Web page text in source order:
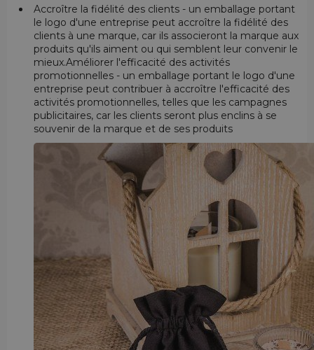
Accroître la fidélité des clients - un emballage portant
le logo d'une entreprise peut accroître la fidélité des
clients à une marque, car ils associeront la marque aux
produits qu'ils aiment ou qui semblent leur convenir le
mieux.Améliorer l'efficacité des activités
promotionnelles - un emballage portant le logo d'une
entreprise peut contribuer à accroître l'efficacité des
activités promotionnelles, telles que les campagnes
publicitaires, car les clients seront plus enclins à se
souvenir de la marque et de ses produits